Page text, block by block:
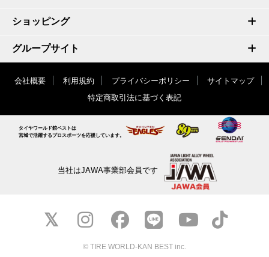
ショッピング
グループサイト
会社概要 利用規約 プライバシーポリシー
サイトマップ
特定商取引法に基づく表記
タイヤワールド館ベストは
宮城で活躍するプロスポーツを応援しています。
当社はJAWA事業部会員です
© TIRE WORLD-KAN BEST inc.